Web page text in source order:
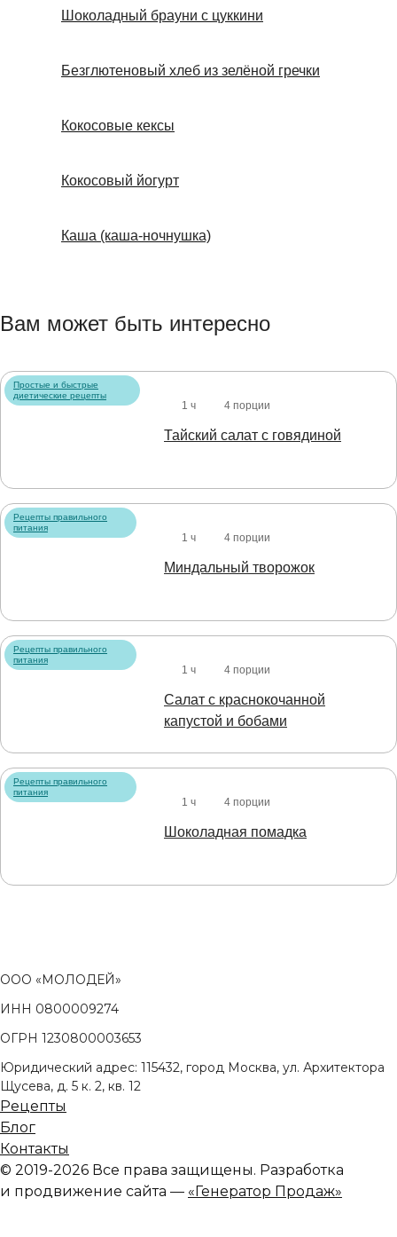
Шоколадный брауни с цуккини
Безглютеновый хлеб из зелёной гречки
Кокосовые кексы
Кокосовый йогурт
Каша (каша-ночнушка)
Вам может быть интересно
Простые и быстрые
диетические рецепты
1 ч 4 порции
Тайский салат с говядиной
Рецепты правильного
питания
1 ч 4 порции
Миндальный творожок
Рецепты правильного
питания
1 ч 4 порции
Салат с краснокочанной
капустой и бобами
Рецепты правильного
питания
1 ч 4 порции
Шоколадная помадка
ООО «МОЛОДЕЙ»
ИНН 0800009274
ОГРН 1230800003653
Юридический адрес: 115432, город Москва, ул. Архитектора
Щусева, д. 5 к. 2, кв. 12
Рецепты
Блог
Контакты
© 2019-2026 Все права защищены. Разработка
и продвижение сайта — «Генератор Продаж»